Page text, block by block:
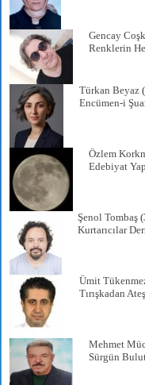
Gencay
Renklerin
Türkan Beyaz
Encümen-i
Özlem
Edebiyat
Şenol Tombaş
Kurtarıcılar
Ümit
Tırışkadan
Mehmet
Sürgün